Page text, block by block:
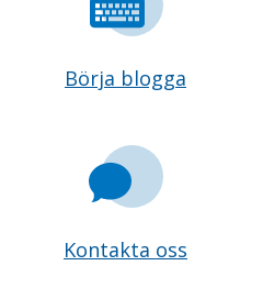
Börja blogga
Kontakta oss